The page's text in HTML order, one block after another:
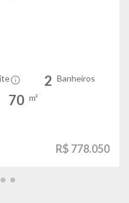
2 Banheiros
70 m²
R$ 778.050